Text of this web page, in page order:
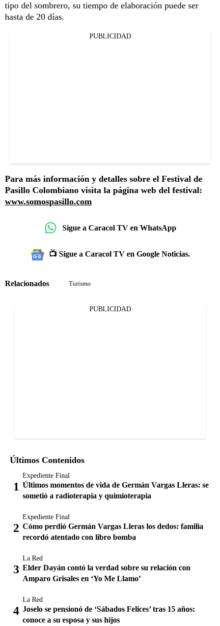
tipo del sombrero, su tiempo de elaboración puede ser
hasta de 20 días.
PUBLICIDAD
Para más información y detalles sobre el Festival de
Pasillo Colombiano visita la página web del festival:
www.somospasillo.com
Sigue a Caracol TV en WhatsApp
📺 Sigue a Caracol TV en Google Noticias.
Relacionados Turismo
PUBLICIDAD
Últimos Contenidos
Expediente Final
Últimos momentos de vida de Germán Vargas Lleras: se
sometió a radioterapia y quimioterapia
Expediente Final
Cómo perdió Germán Vargas Lleras los dedos: familia
recordó atentado con libro bomba
La Red
Elder Dayán contó la verdad sobre su relación con
Amparo Grisales en ‘Yo Me Llamo’
La Red
Joselo se pensionó de ‘Sábados Felices’ tras 15 años:
conoce a su esposa y sus hijos